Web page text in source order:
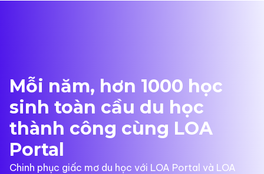
Mỗi năm, hơn 1000 học
sinh toàn cầu du học
thành công cùng LOA
Portal
Chinh phục giấc mơ du học với LOA Portal và LOA